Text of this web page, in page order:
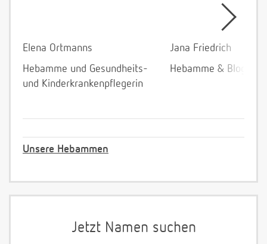
Elena Ortmanns
Hebamme und Gesundheits-
und Kinderkrankenpflegerin
Jana Friedrich
Hebamme &
Unsere Hebammen
Jetzt Namen suchen